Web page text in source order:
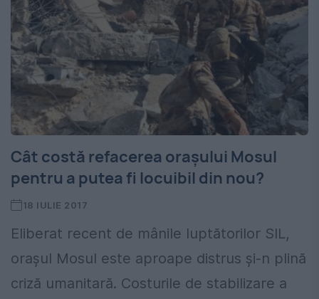
Cât costă refacerea orașului Mosul
pentru a putea fi locuibil din nou?
18 IULIE 2017
Eliberat recent de mânile luptătorilor SIL,
orașul Mosul este aproape distrus și-n plină
criză umanitară. Costurile de stabilizare a